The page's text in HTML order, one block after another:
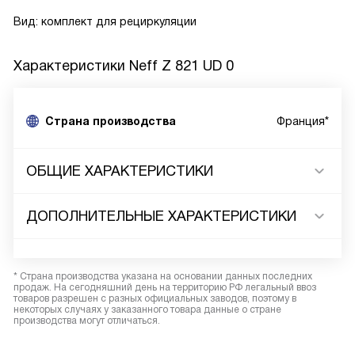
Вид: комплект для рециркуляции
Характеристики Neff Z 821 UD 0
Страна производства Франция*
ОБЩИЕ ХАРАКТЕРИСТИКИ
ДОПОЛНИТЕЛЬНЫЕ ХАРАКТЕРИСТИКИ
* Страна производства указана на основании данных последних
продаж. На сегодняшний день на территорию РФ легальный ввоз
товаров разрешен с разных официальных заводов, поэтому в
некоторых случаях у заказанного товара данные о стране
производства могут отличаться.